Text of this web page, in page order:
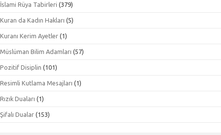
İslami Rüya Tabirleri (379)
Kuran da Kadın Hakları (5)
Kuranı Kerim Ayetler (1)
Müslüman Bilim Adamları (57)
Pozitif Disiplin (101)
Resimli Kutlama Mesajları (1)
Rızık Duaları (1)
Şifalı Dualar (153)